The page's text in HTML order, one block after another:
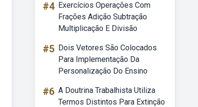
#4 Exercícios Operações Com
Frações Adição Subtração
Multiplicação E Divisão
#5 Dois Vetores São Colocados
Para Implementação Da
Personalização Do Ensino
#6 A Doutrina Trabalhista Utiliza
Termos Distintos Para Extinção